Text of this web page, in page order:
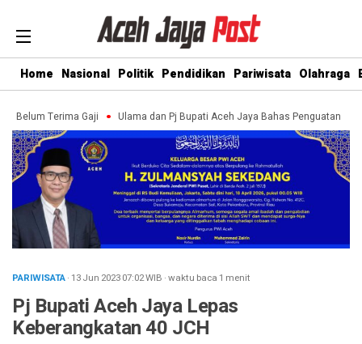
Home Nasional Politik Pendidikan Pariwisata Olahraga
Gaji Ulama dan Pj Bupati Aceh Jaya Bahas Penguatan Kemandirian
PARIWISATA· 13 Jun 202307:02WIB ·waktu baca 1 menit
Pj Bupati Aceh Jaya Lepas
Keberangkatan 40 JCH